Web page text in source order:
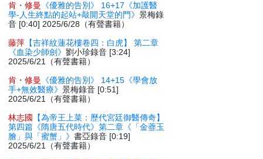
肯・修曼
《優雅的告別》 16+17《加護醫
學-人生終點的起站+敲開天堂的門》景梅錄
音 [0:40] 2025/6/28（有聲書籍）
藤萍 【吉祥紋蓮花樓卷四：白虎】 第二章
《血染少師劍》劉小珍錄音 [3:24]
2025/6/21（有聲書籍）
肯・修曼
《優雅的告別》 14+15《學會放
手+無效醫療》景梅錄音 [0:51]
2025/6/21（有聲書籍）
林志國
【為帝王上菜：歷代宮廷御醫傳奇】
第四篇《隋唐五代時代》第二章《「金虀玉
膾」與「蜜蟹」》書亞錄音 [0:19]
2025/6/21（有聲書籍）